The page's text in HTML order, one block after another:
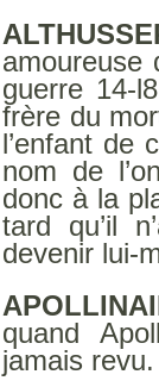
amoureuse
guerre 14-
frère du
l’enfant de
nom de
donc à la
tard qu’il
devenir lui-
quand
jamais revu.